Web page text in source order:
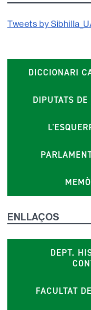
Tweets by
DICCIONARI
DIPUTATS
ENLLAÇOS
DEPT.
FACULTAT